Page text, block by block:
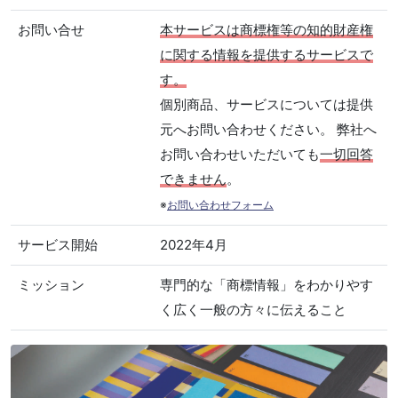
お問い合せ
本サービスは商標権等の知的財産権
に関する情報を提供するサービスで
す。
個別商品、サービスについては提供
元へお問い合わせください。 弊社へ
お問い合わせいただいても一切回答
できません。
※お問い合わせフォーム
サービス開始 2022年4月
ミッション
専門的な「商標情報」をわかりやす
く広く一般の方々に伝えること